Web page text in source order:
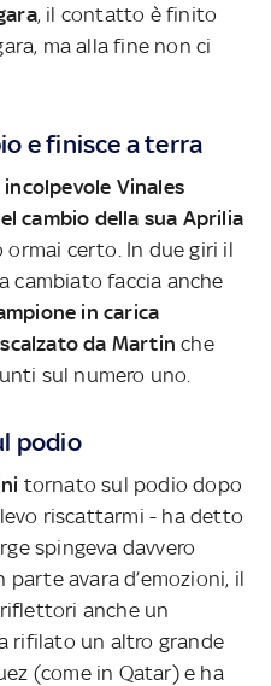
, il contatto è finito
ma alla fine non ci
e finisce a terra
incolpevole Vinales
cambio della sua Aprilia
certo. In due giri il
cambiato faccia anche
in carica
da Martinche
sul numero uno.
podio
tornato sul podio dopo
riscattarmi - ha detto
spingeva davvero
avara d’emozioni, il
anche un
rifilato un altro grande
(come in Qatar) e ha